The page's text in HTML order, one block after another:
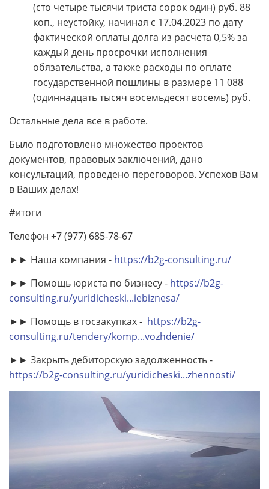
(сто четыре тысячи триста сорок один) руб. 88
коп., неустойку, начиная с 17.04.2023 по дату
фактической оплаты долга из расчета 0,5% за
каждый день просрочки исполнения
обязательства, а также расходы по оплате
государственной пошлины в размере 11 088
(одиннадцать тысяч восемьдесят восемь) руб.
Остальные дела все в работе.
Было подготовлено множество проектов
документов, правовых заключений, дано
консультаций, проведено переговоров. Успехов Вам
в Ваших делах!
#итоги
Телефон +7 (977) 685-78-67
►► Наша компания - https://b2g-consulting.ru/
►► Помощь юриста по бизнесу - https://b2g-
consulting.ru/yuridicheski...iebiznesa/
►► Помощь в госзакупках - https://b2g-
consulting.ru/tendery/komp...vozhdenie/
►► Закрыть дебиторскую задолженность -
https://b2g-consulting.ru/yuridicheski...zhennosti/